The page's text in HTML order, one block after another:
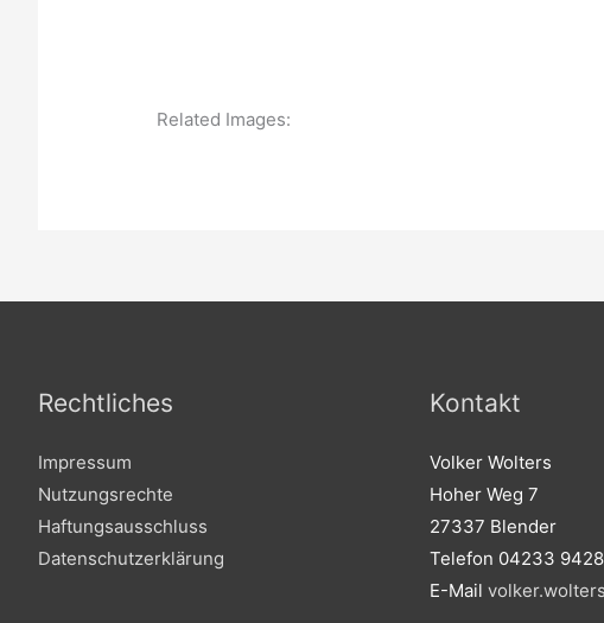
Related Images:
Rechtliches
Impressum
Nutzungsrechte
Haftungsausschluss
Datenschutzerklärung
Kontakt
Volker Wolters
Hoher Weg 7
27337 Blender
Telefon 04233
E-Mail